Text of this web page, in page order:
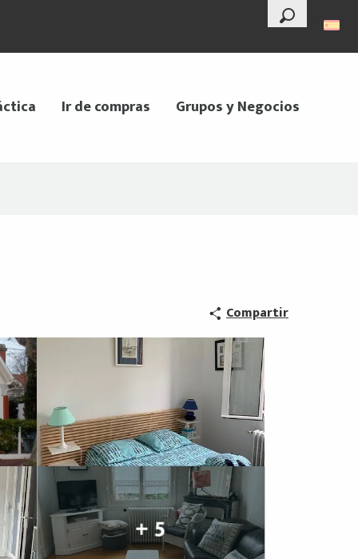
--°
Buscar
Ir de compras Grupos y Negocios
Compartir
+ 5